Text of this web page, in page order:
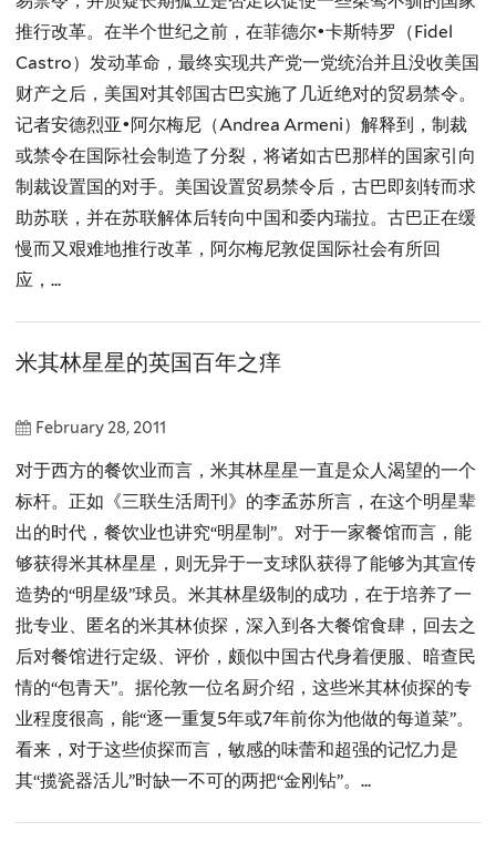
推行改革。在半个世纪之前，在菲德尔•卡斯特罗（Fidel
Castro）发动革命，最终实现共产党一党统治并且没收美国
财产之后，美国对其邻国古巴实施了几近绝对的贸易禁令。
记者安德烈亚•阿尔梅尼（Andrea Armeni）解释到，制裁
或禁令在国际社会制造了分裂，将诸如古巴那样的国家引向
制裁设置国的对手。美国设置贸易禁令后，古巴即刻转而求
助苏联，并在苏联解体后转向中国和委内瑞拉。古巴正在缓
慢而又艰难地推行改革，阿尔梅尼敦促国际社会有所回
应，...
米其林星星的英国百年之痒
February 28, 2011
对于西方的餐饮业而言，米其林星星一直是众人渴望的一个
标杆。正如《三联生活周刊》的李孟苏所言，在这个明星辈
出的时代，餐饮业也讲究“明星制”。对于一家餐馆而言，能
够获得米其林星星，则无异于一支球队获得了能够为其宣传
造势的“明星级”球员。米其林星级制的成功，在于培养了一
批专业、匿名的米其林侦探，深入到各大餐馆食肆，回去之
后对餐馆进行定级、评价，颇似中国古代身着便服、暗查民
情的“包青天”。据伦敦一位名厨介绍，这些米其林侦探的专
业程度很高，能“逐一重复5年或7年前你为他做的每道菜”。
看来，对于这些侦探而言，敏感的味蕾和超强的记忆力是
其“揽瓷器活儿”时缺一不可的两把“金刚钻”。...